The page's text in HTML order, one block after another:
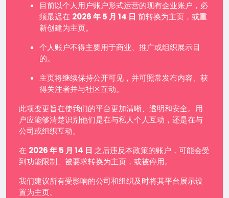
目前以个人用户账户形式运营的现有企业账户，必
须最迟在 2026 年 5 月 14 日 前转换为主页，或重
新创建为主页。
个人账户不得主要用于商业、推广或组织展示目
的。
主页将继续保持公开可见，并可照常发布内容、获
得关注者并与社区互动。
此项变更旨在使我们的平台更加清晰、透明和安全。用
户应能够清楚识别他们是在与私人个人互动，还是在与
公司或组织互动。
在 2026 年 5 月 14 日 之后违反本政策的账户，可能会受
到功能限制、被要求转换为主页，或被停用。
我们建议所有受影响的公司和组织及时将其平台展示设
置为主页。